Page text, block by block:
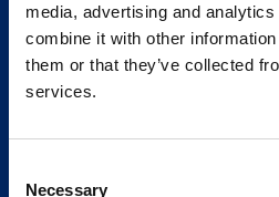
media, advertising and
combine it with other
them or that they’ve collected
services.
Necessary